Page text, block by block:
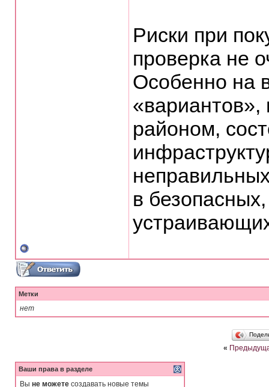
Риски при
проверка не
Особенно на
районом,
в
Метки
нет
«
Ваши права в разделе
Вы не можете создавать новые темы